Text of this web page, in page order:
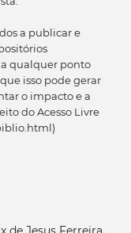
a publicar e
qualquer ponto
isso pode gerar
o impacto e a
do Acesso Livre